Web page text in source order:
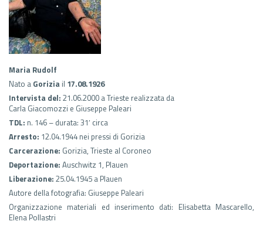
Maria Rudolf
Nato a Gorizia il 17.08.1926
Intervista del: 21.06.2000 a Trieste realizzata da
Carla Giacomozzi e Giuseppe Paleari
TDL: n. 146 – durata: 31′ circa
Arresto: 12.04.1944 nei pressi di Gorizia
Carcerazione: Gorizia, Trieste al Coroneo
Deportazione: Auschwitz 1, Plauen
Liberazione: 25.04.1945 a Plauen
Autore della fotografia: Giuseppe Paleari
Organizzazione materiali ed inserimento dati: Elisabetta Mascarello,
Elena Pollastri